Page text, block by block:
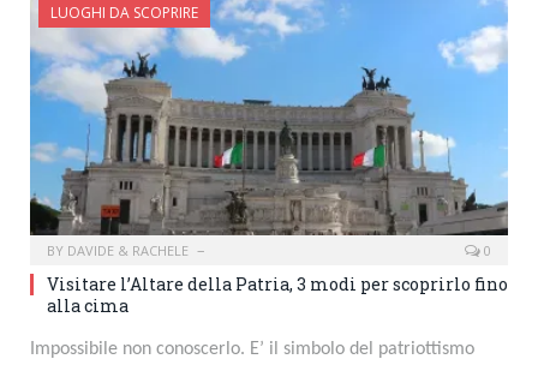
LUOGHI DA SCOPRIRE
BY DAVIDE & RACHELE 0
Visitare l’Altare della Patria, 3 modi per scoprirlo fino
alla cima
Impossibile non conoscerlo. E’ il simbolo del patriottismo